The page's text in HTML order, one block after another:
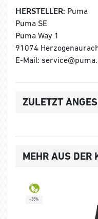
HERSTELLER: Puma
Puma SE
Puma Way 1
91074
E-Mail:
ZULETZT
MEHR AUS DER
-35%